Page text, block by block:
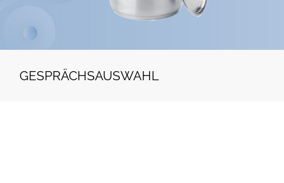
GESPRÄCHSAUSWAHL